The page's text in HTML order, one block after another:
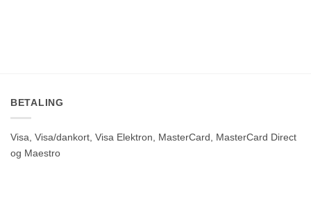
BETALING
Visa, Visa/dankort, Visa Elektron, MasterCard, MasterCard Direct
og Maestro